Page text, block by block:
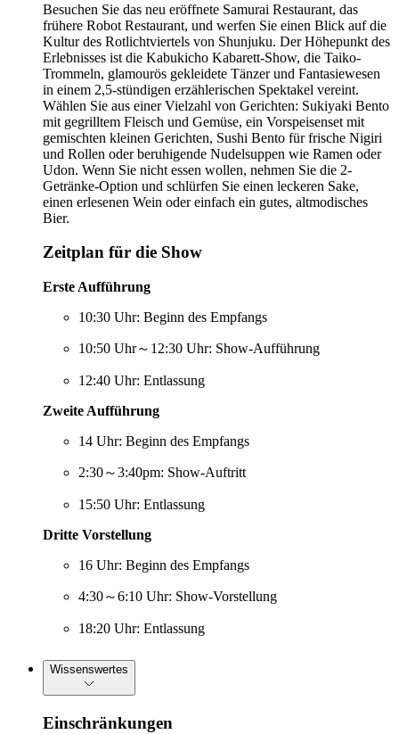
Besuchen Sie das neu eröffnete Samurai Restaurant, das
frühere Robot Restaurant, und werfen Sie einen Blick auf die
Kultur des Rotlichtviertels von Shunjuku. Der Höhepunkt des
Erlebnisses ist die Kabukicho Kabarett-Show, die Taiko-
Trommeln, glamourös gekleidete Tänzer und Fantasiewesen
in einem 2,5-stündigen erzählerischen Spektakel vereint.
Wählen Sie aus einer Vielzahl von Gerichten: Sukiyaki Bento
mit gegrilltem Fleisch und Gemüse, ein Vorspeisenset mit
gemischten kleinen Gerichten, Sushi Bento für frische Nigiri
und Rollen oder beruhigende Nudelsuppen wie Ramen oder
Udon. Wenn Sie nicht essen wollen, nehmen Sie die 2-
Getränke-Option und schlürfen Sie einen leckeren Sake,
einen erlesenen Wein oder einfach ein gutes, altmodisches
Bier.
Zeitplan für die Show
Erste Aufführung
10:30 Uhr: Beginn des Empfangs
10:50 Uhr～12:30 Uhr: Show-Aufführung
12:40 Uhr: Entlassung
Zweite Aufführung
14 Uhr: Beginn des Empfangs
2:30～3:40pm: Show-Auftritt
15:50 Uhr: Entlassung
Dritte Vorstellung
16 Uhr: Beginn des Empfangs
4:30～6:10 Uhr: Show-Vorstellung
18:20 Uhr: Entlassung
Wissenswertes
Einschränkungen